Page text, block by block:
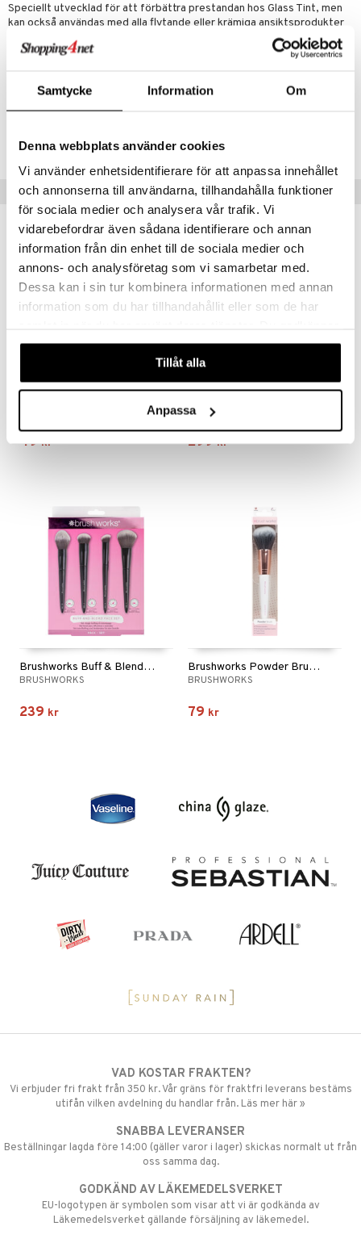
Samtycke Information Om
Denna webbplats använder cookies
Vi använder enhetsidentifierare för att anpassa innehållet
och annonserna till användarna, tillhandahålla funktioner
för sociala medier och analysera vår trafik. Vi
vidarebefordrar även sådana identifierare och annan
information från din enhet till de sociala medier och
annons- och analysföretag som vi samarbetar med.
Dessa kan i sin tur kombinera informationen med annan
information som du har tillhandahållit eller som de har
våra cookies vid fortsatt användande av vår webbplats.
Tillåt alla
Anpassa
Speciellt utvecklad för att förbättra prestandan hos Glass Tint, men
kan också användas med alla flytande eller krämiga ansiktsprodukter
för en jämn applicering.
Artikelnr
Lägsta pris senaste 30 dagarna: 549 kr
Populära produkter
Brushworks Eyelash Curler
49 kr
BLINC
299 kr
Brushworks Buff & Blend Face Set
BRUSHWORKS
239 kr
Brushworks Powder Brush - Pink & Gold
BRUSHWORKS
79 kr
VAD KOSTAR FRAKTEN?
Vi erbjuder fri frakt från 350 kr. Vår gräns för fraktfri leverans bestäms
utifån vilken avdelning du handlar från. Läs mer här »
SNABBA LEVERANSER
Beställningar lagda före 14:00 (gäller varor i lager) skickas normalt ut från
oss samma dag.
GODKÄND AV LÄKEMEDELSVERKET
EU-logotypen är symbolen som visar att vi är godkända av
Läkemedelsverket gällande försäljning av läkemedel.